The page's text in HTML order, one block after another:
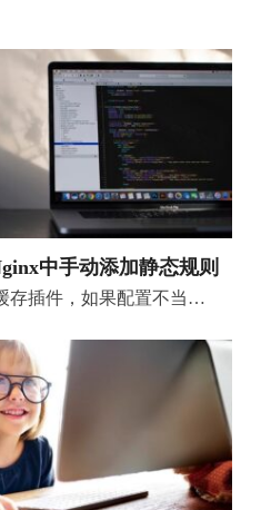
中手动添加静态规则
存插件，如果配置不当…